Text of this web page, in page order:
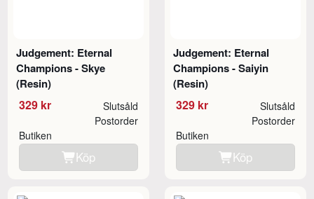
Judgement: Eternal
Champions - Skye
(Resin)
329 kr Slutsåld
Butiken
Postorder
Köp
Judgement: Eternal
Champions - Saiyin
(Resin)
329 kr Slutsåld
Butiken
Postorder
Köp